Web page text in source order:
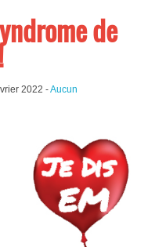
de
2022 -Aucun